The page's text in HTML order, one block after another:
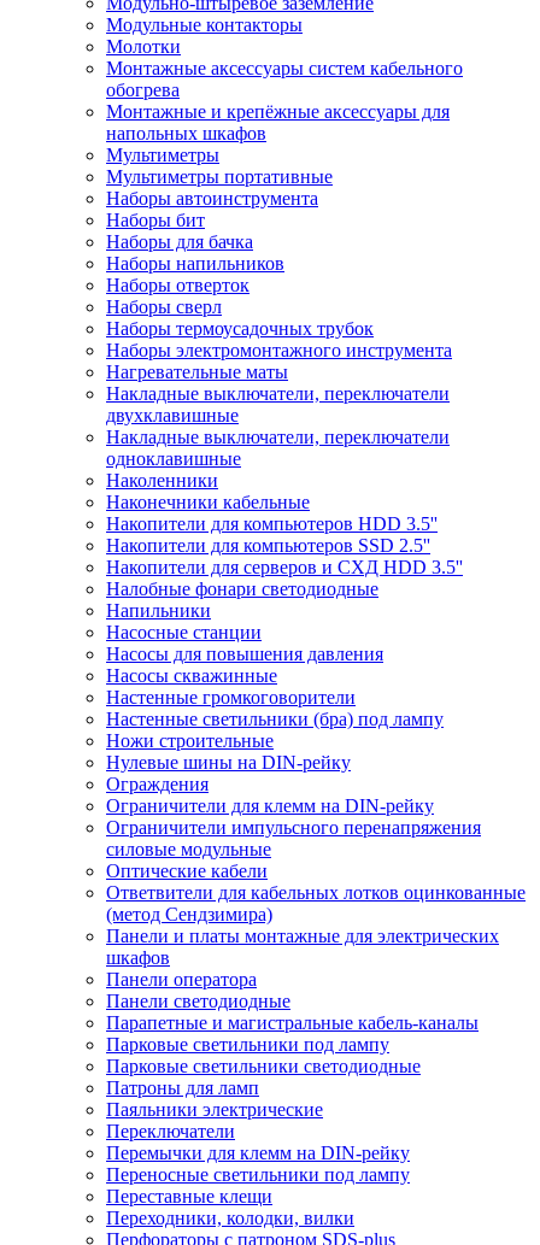
Модульные контакторы
Молотки
Монтажные аксессуары систем кабельного
обогрева
Монтажные и крепёжные аксессуары для
напольных шкафов
Мультиметры
Мультиметры портативные
Наборы автоинструмента
Наборы бит
Наборы для бачка
Наборы напильников
Наборы отверток
Наборы сверл
Наборы термоусадочных трубок
Наборы электромонтажного инструмента
Нагревательные маты
Накладные выключатели, переключатели
двухклавишные
Накладные выключатели, переключатели
одноклавишные
Наколенники
Наконечники кабельные
Накопители для компьютеров HDD 3.5''
Накопители для компьютеров SSD 2.5''
Накопители для серверов и СХД HDD 3.5''
Налобные фонари светодиодные
Напильники
Насосные станции
Насосы для повышения давления
Насосы скважинные
Настенные громкоговорители
Настенные светильники (бра) под лампу
Ножи строительные
Нулевые шины на DIN-рейку
Ограждения
Ограничители для клемм на DIN-рейку
Ограничители импульсного перенапряжения
силовые модульные
Оптические кабели
Ответвители для кабельных лотков оцинкованные
(метод Сендзимира)
Панели и платы монтажные для электрических
шкафов
Панели оператора
Панели светодиодные
Парапетные и магистральные кабель-каналы
Парковые светильники под лампу
Парковые светильники светодиодные
Патроны для ламп
Паяльники электрические
Переключатели
Перемычки для клемм на DIN-рейку
Переносные светильники под лампу
Переставные клещи
Переходники, колодки, вилки
Перфораторы с патроном SDS-plus